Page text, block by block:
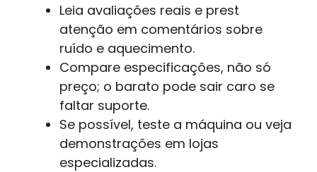
Leia avaliações reais e prest
atenção em comentários sobre
ruído e aquecimento.
Compare especificações, não só
preço; o barato pode sair caro se
faltar suporte.
Se possível, teste a máquina ou veja
demonstrações em lojas
especializadas.